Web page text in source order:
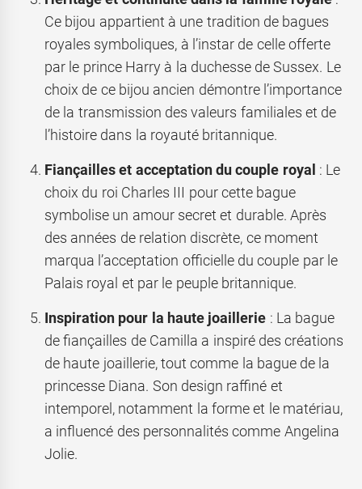
Ce bijou appartient à une tradition de bagues
royales symboliques, à l’instar de celle offerte
par le prince Harry à la duchesse de Sussex. Le
choix de ce bijou ancien démontre l’importance
de la transmission des valeurs familiales et de
l’histoire dans la royauté britannique.
Fiançailles et acceptation du couple royal : Le
choix du roi Charles III pour cette bague
symbolise un amour secret et durable. Après
des années de relation discrète, ce moment
marqua l’acceptation officielle du couple par le
Palais royal et par le peuple britannique.
Inspiration pour la haute joaillerie : La bague
de fiançailles de Camilla a inspiré des créations
de haute joaillerie, tout comme la bague de la
princesse Diana. Son design raffiné et
intemporel, notamment la forme et le matériau,
a influencé des personnalités comme Angelina
Jolie.